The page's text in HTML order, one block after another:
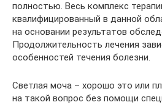
полностью. Весь комплекс
квалифицированный в данной
на основании результатов
Продолжительность лечения
особенностей течения болезни.
Светлая моча – хорошо это или
на такой вопрос без помощи